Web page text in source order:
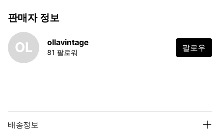
판매자 정보
OL ollavintage
81 팔로워 팔로우
배송정보